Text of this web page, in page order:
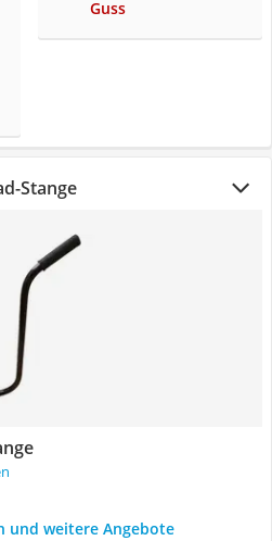
Guss
Stange
und weitere Angebote